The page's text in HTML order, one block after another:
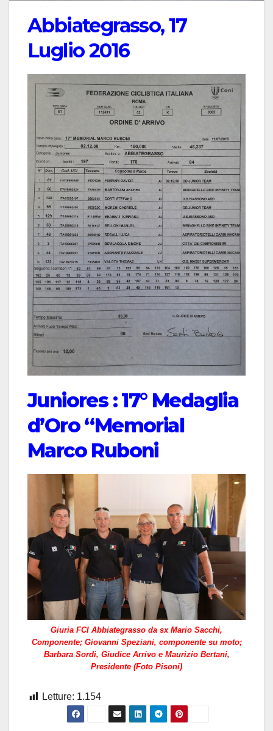
Abbiategrasso, 17
Luglio 2016
Juniores : 17° Medaglia
d’Oro “Memorial
Marco Ruboni
Giuria FCI Abbiategrasso da sx Mario Sacchi,
Componente; Giovanni Speziani, componente su moto;
Barbara Sordi, Giudice Arrivo e Maurizio Bertani,
Presidente (Foto Pisoni)
Letture: 1.154